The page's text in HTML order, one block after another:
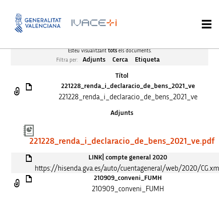
Esteu visualitzant totsels documents.
Filtra per:
Adjunts Cerca Etiqueta
Títol
221228_renda_i_declaracio_de_bens_2021_ve
221228_renda_i_declaracio_de_bens_2021_ve
Adjunts
221228_renda_i_declaracio_de_bens_2021_ve.pdf
LINK| compte general 2020
https://hisenda.gva.es/auto/cuentageneral/web/2020/
210909_conveni_FUMH
210909_conveni_FUMH